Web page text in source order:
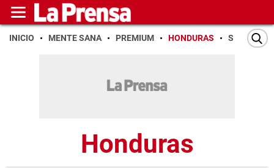
INICIO MENTE SANA PREMIUM HONDURAS SAN PEDRO
Honduras